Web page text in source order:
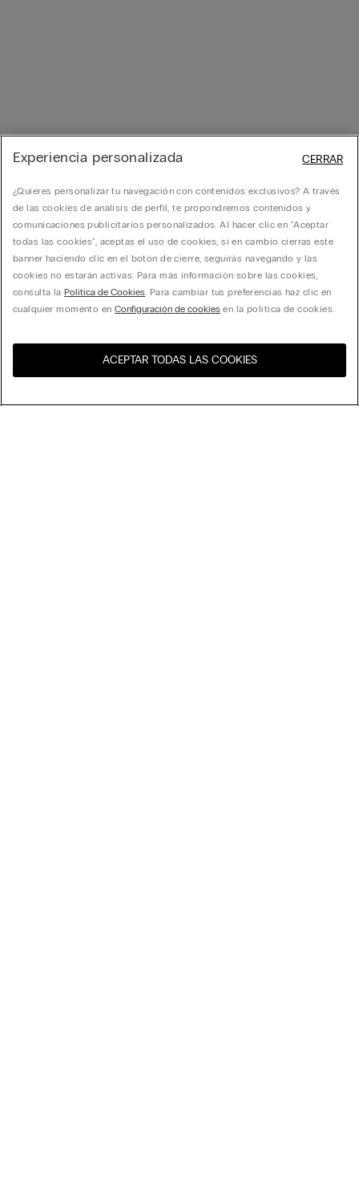
Estados Unidos
Experiencia personalizada
¿Quieres personalizar tu navegación con contenidos exclusivos? A través
de las cookies de análisis de perfil, te propondremos contenidos y
comunicaciones publicitarios personalizados. Al hacer clic en "Aceptar
todas las cookies", aceptas el uso de cookies; si en cambio cierras este
banner haciendo clic en el botón de cierre, seguirás navegando y las
cookies no estarán activas. Para más información sobre las cookies,
consulta laPolítica de Cookies. Para cambiar tus preferencias haz clic en
cualquier momento enConfiguración de cookies en la política de cookies.
ACEPTAR TODAS LAS COOKIES
CERRAR